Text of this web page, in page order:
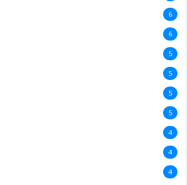
6
6
5
5
5
5
4
4
4